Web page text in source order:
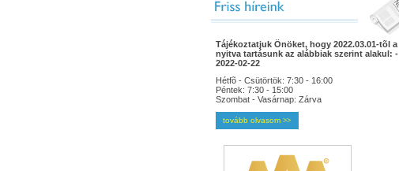
Tájékoztatjuk Önöket, hogy 2022.03.01-tõl a
nyitva tartásunk az alábbiak szerint alakul: -
2022-02-22
Hétfõ - Csütörtök: 7:30 - 16:00
Péntek: 7:30 - 15:00
Szombat - Vasárnap: Zárva
tovább olvasom >>